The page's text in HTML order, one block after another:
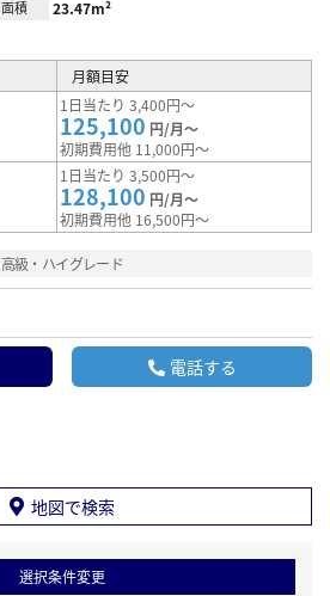
面積 23.47m²
月額目安
1日当たり 3,400円～
125,100 円/月～
初期費用他 11,000円～
1日当たり 3,500円～
128,100 円/月～
初期費用他 16,500円～
高級・ハイグレード
電話する
地図で検索
選択条件変更